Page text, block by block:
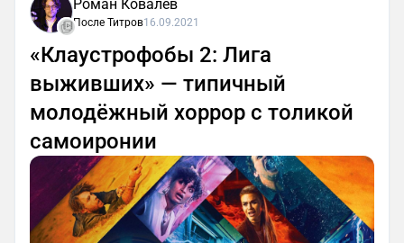
Роман Ковалев
После Титров16.09.2021
«Клаустрофобы 2: Лига
выживших» — типичный
молодёжный хоррор с толикой
самоиронии